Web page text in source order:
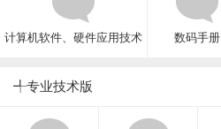
计算机软件、硬件应用技术 数码手册
╃专业技术版